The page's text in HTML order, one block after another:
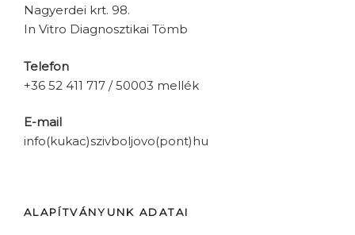
Nagyerdei krt. 98.
In Vitro Diagnosztikai Tömb
Telefon
+36 52 411 717 / 50003 mellék
E-mail
info(kukac)szivboljovo(pont)hu
ALAPÍTVÁNYUNK ADATAI